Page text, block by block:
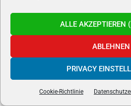
ALLE AKZEPTIEREN
ABLEHNEN
PRIVACY
Cookie-Richtlinie
Hannes